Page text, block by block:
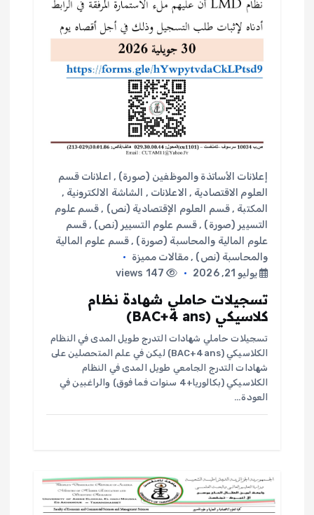
إعلانات الأساتذة والموظفين (صورة) , اعلانات قسم
العلوم الاقتصادية , الاعلانات , الشاشة الالكترونية ,
المكتبة ,قسم العلوم الإقتصادية (نص) ,قسم علوم
التسيير (صورة) ,قسم علوم التسيير (نص) ,قسم
علوم المالية والمحاسبة (صورة) ,قسم علوم المالية
والمحاسبة (نص) ,مقالات مميزة
يوليو 21, 2026
147 views
تسجيلات حاملي شهادة نظام
كلاسيكي (BAC+4 ans)
تسجيلات حاملي شهادات التدرج طويل المدى في النظام
الكلاسيكي (BAC+4ans) ليكن في علم المتحصلين على
شهادات التدرج الجامعي طويل المدى في النظام
الكلاسيكي (بكالوريا+4 سنوات فما فوق) والراغبين في
العودة…